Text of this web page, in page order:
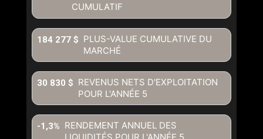
CUMULATIF
PLUS-VALUE CUMULATIVE DU
MARCHÉ
184 277 $
REVENUS NETS D'EXPLOITATION
POUR L'ANNÉE 5
30 830 $
RENDEMENT ANNUEL DES
-1,3%